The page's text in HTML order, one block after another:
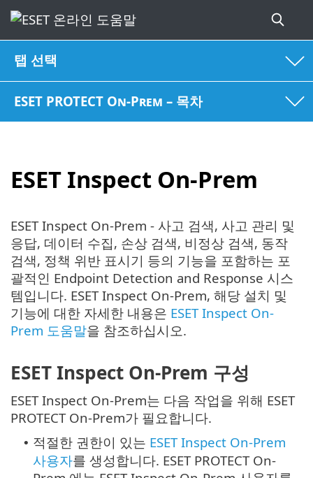
탭 선택
ESET PROTECT On-Prem – 목차
ESET Inspect On-Prem
ESET Inspect On-Prem - 사고 검색, 사고 관리 및
응답, 데이터 수집, 손상 검색, 비정상 검색, 동작
검색, 정책 위반 표시기 등의 기능을 포함하는 포
괄적인 Endpoint Detection and Response 시스
템입니다. ESET Inspect On-Prem, 해당 설치 및
기능에 대한 자세한 내용은 ESET Inspect On-
Prem 도움말을 참조하십시오.
ESET Inspect On-Prem 구성
ESET Inspect On-Prem는 다음 작업을 위해 ESET
PROTECT On-Prem가 필요합니다.
• 적절한 권한이 있는 ESET Inspect On-Prem
사용자를 생성합니다. ESET PROTECT On-